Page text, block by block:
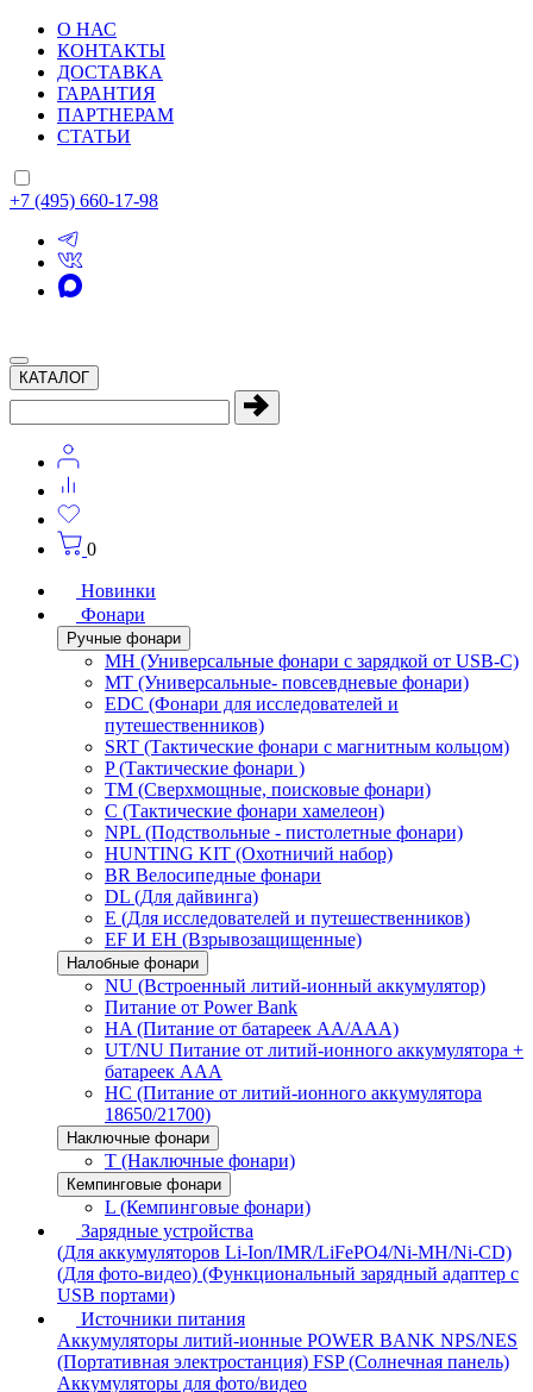
О НАС
КОНТАКТЫ
ДОСТАВКА
ГАРАНТИЯ
ПАРТНЕРАМ
СТАТЬИ
+7 (495) 660-17-98
КАТАЛОГ
0
Новинки
Фонари
Ручные фонари
MH (Универсальные фонари с зарядкой от USB-C)
MT (Универсальные- повсевдневые фонари)
EDC (Фонари для исследователей и
путешественников)
SRT (Тактические фонари с магнитным кольцом)
P (Тактические фонари )
TM (Сверхмощные, поисковые фонари)
C (Тактические фонари хамелеон)
NPL (Подствольные - пистолетные фонари)
HUNTING KIT (Охотничий набор)
BR Велосипедные фонари
DL (Для дайвинга)
E (Для исследователей и путешественников)
EF И EH (Взрывозащищенные)
Налобные фонари
NU (Встроенный литий-ионный аккумулятор)
Питание от Power Bank
HA (Питание от батареек AA/AAA)
UT/NU Питание от литий-ионного аккумулятора +
батареек AAA
HC (Питание от литий-ионного аккумулятора
18650/21700)
Наключные фонари
T (Наключные фонари)
Кемпинговые фонари
L (Кемпинговые фонари)
Зарядные устройства
(Для аккумуляторов Li-Ion/IMR/LiFePO4/Ni-MH/Ni-CD)
(Для фото-видео) (Функциональный зарядный адаптер с
USB портами)
Источники питания
Аккумуляторы литий-ионные POWER BANK NPS/NES
(Портативная электростанция) FSP (Солнечная панель)
Аккумуляторы для фото/видео